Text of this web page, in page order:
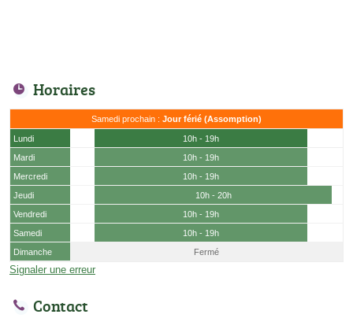
Horaires
Samedi prochain : Jour férié (Assomption)
Lundi
10h - 19h
Mardi
10h - 19h
Mercredi
10h - 19h
Jeudi
10h - 20h
Vendredi
10h - 19h
Samedi
10h - 19h
Dimanche
Fermé
Signaler une erreur
Contact